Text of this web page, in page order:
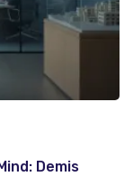
Demis